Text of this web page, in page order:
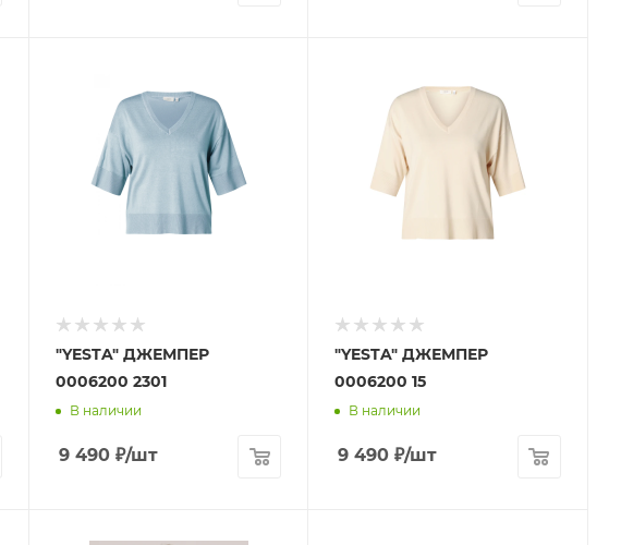
"YESTA" ДЖЕМПЕР
0006200 2301
В наличии
9 490₽/шт
"YESTA" ДЖЕМПЕР
0006200 15
В наличии
9 490 ₽/шт